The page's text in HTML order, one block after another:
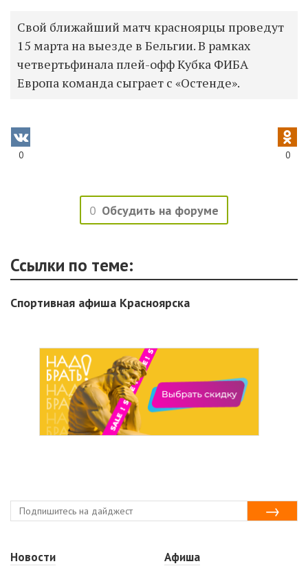
Свой ближайший матч красноярцы проведут
15 марта на выезде в Бельгии. В рамках
четвертьфинала плей-офф Кубка ФИБА
Европа команда сыграет с «Остенде».
0 0
0 Обсудить на форуме
Ссылки по теме:
Спортивная афиша Красноярска
Новости
Афиша